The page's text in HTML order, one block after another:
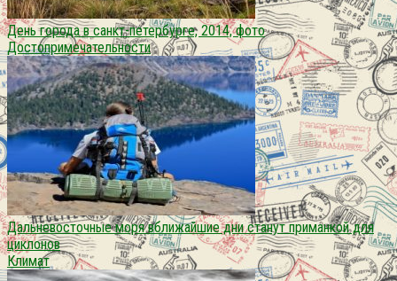
День города в санкт-петербурге, 2014, фото
Достопримечательности
Дальневосточные моря вближайшие дни станут приманкой для
циклонов
Климат